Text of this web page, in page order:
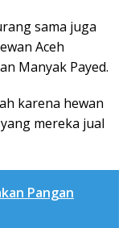
sama juga
Aceh
Manyak Payed.
karena hewan
mereka jual
Pangan